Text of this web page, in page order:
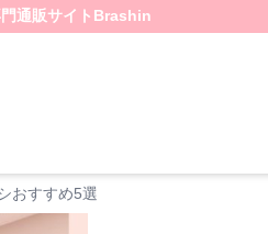
通販サイト Brashin
おすすめ5選